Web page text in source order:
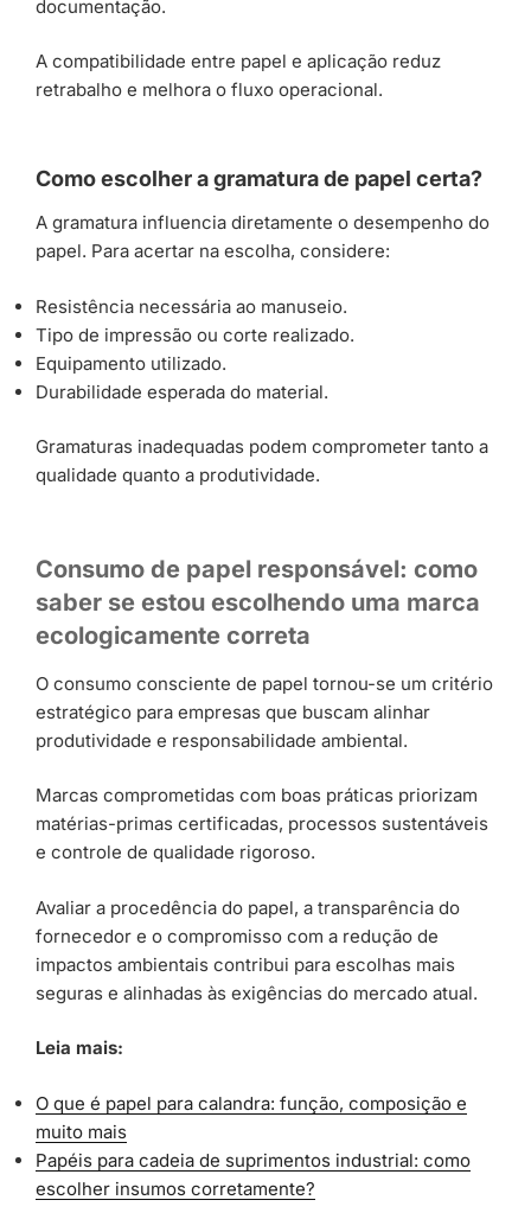
documentação.
A compatibilidade entre papel e aplicação reduz
retrabalho e melhora o fluxo operacional.
Como escolher a gramatura de papel certa?
A gramatura influencia diretamente o desempenho do
papel. Para acertar na escolha, considere:
Resistência necessária ao manuseio.
Tipo de impressão ou corte realizado.
Equipamento utilizado.
Durabilidade esperada do material.
Gramaturas inadequadas podem comprometer tanto a
qualidade quanto a produtividade.
Consumo de papel responsável: como
saber se estou escolhendo uma marca
ecologicamente correta
O consumo consciente de papel tornou-se um critério
estratégico para empresas que buscam alinhar
produtividade e responsabilidade ambiental.
Marcas comprometidas com boas práticas priorizam
matérias-primas certificadas, processos sustentáveis
e controle de qualidade rigoroso.
Avaliar a procedência do papel, a transparência do
fornecedor e o compromisso com a redução de
impactos ambientais contribui para escolhas mais
seguras e alinhadas às exigências do mercado atual.
Leia mais:
O que é papel para calandra: função, composição e
muito mais
Papéis para cadeia de suprimentos industrial: como
escolher insumos corretamente?